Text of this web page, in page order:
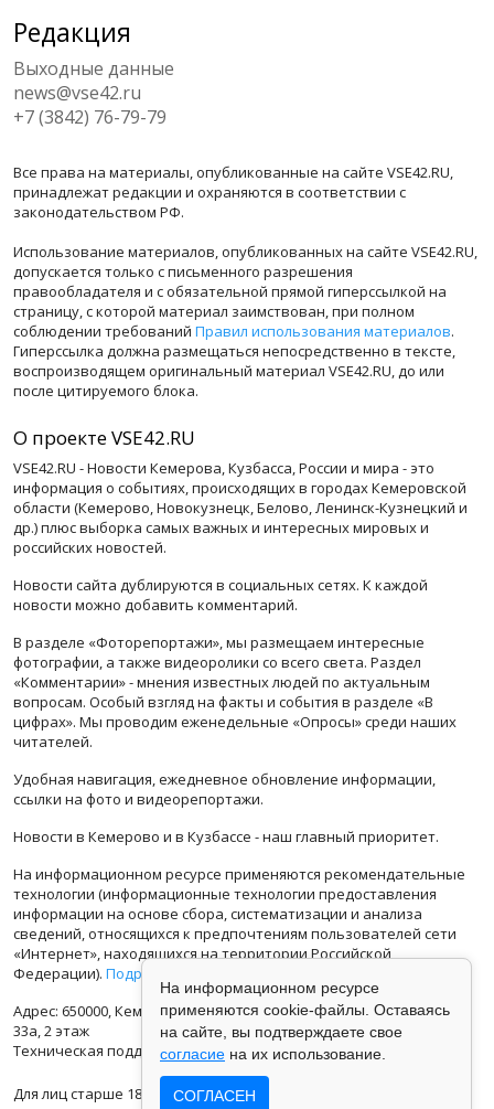
Редакция
Выходные данные
news@vse42.ru
+7 (3842) 76-79-79
Все права на материалы, опубликованные на сайте VSE42.RU,
принадлежат редакции и охраняются в соответствии с
законодательством РФ.
Использование материалов, опубликованных на сайте VSE42.RU,
допускается только с письменного разрешения
правообладателя и с обязательной прямой гиперссылкой на
страницу, с которой материал заимствован, при полном
соблюдении требований Правил использования материалов.
Гиперссылка должна размещаться непосредственно в тексте,
воспроизводящем оригинальный материал VSE42.RU, до или
после цитируемого блока.
О проекте VSE42.RU
VSE42.RU - Новости Кемерова, Кузбасса, России и мира - это
информация о событиях, происходящих в городах Кемеровской
области (Кемерово, Новокузнецк, Белово, Ленинск-Кузнецкий и
др.) плюс выборка самых важных и интересных мировых и
российских новостей.
Новости сайта дублируются в социальных сетях. К каждой
новости можно добавить комментарий.
В разделе «Фоторепортажи», мы размещаем интересные
фотографии, а также видеоролики со всего света. Раздел
«Комментарии» - мнения известных людей по актуальным
вопросам. Особый взгляд на факты и события в разделе «В
цифрах». Мы проводим еженедельные «Опросы» среди наших
читателей.
Удобная навигация, ежедневное обновление информации,
ссылки на фото и видеорепортажи.
Новости в Кемерово и в Кузбассе - наш главный приоритет.
На информационном ресурсе применяются рекомендательные
технологии (информационные технологии предоставления
информации на основе сбора, систематизации и анализа
сведений, относящихся к предпочтениям пользователей сети
«Интернет», находящихся на территории Российской
Федерации). Подробная информация
Адрес: 650000, Кемеровская Область, г.Кемерово, ул.Кузбасская
33а, 2 этаж
Техническая поддержка: support@vse42.ru
Для лиц старше 18 лет.
На информационном ресурсе
применяются cookie-файлы. Оставаясь
на сайте, вы подтверждаете свое
согласие на их использование.
СОГЛАСЕН